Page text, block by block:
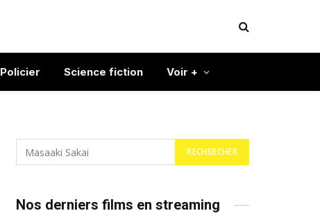
Policier Science fiction Voir +
Nos derniers films en streaming